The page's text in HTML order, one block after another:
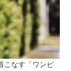
こなす「ワンピ